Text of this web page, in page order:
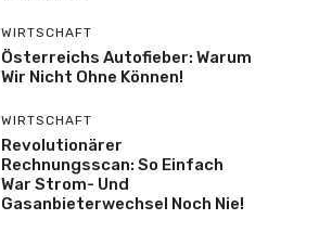
WIRTSCHAFT
Österreichs Autofieber: Warum
Wir Nicht Ohne Können!
WIRTSCHAFT
Revolutionärer
Rechnungsscan: So Einfach
War Strom- Und
Gasanbieterwechsel Noch Nie!